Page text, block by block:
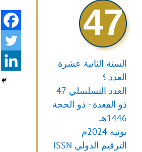
47
السنة الثانية عشرة
العدد 3
العدد التسلسلي 47
ذو القعدة - ذو الحجة
1446هـ
يونيه 2024م
الترقيم الدولي ISSN